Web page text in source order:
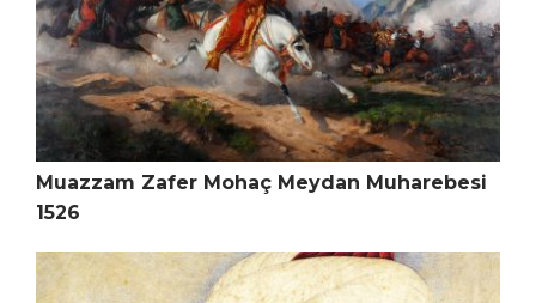
Muazzam Zafer Mohaç Meydan Muharebesi
1526